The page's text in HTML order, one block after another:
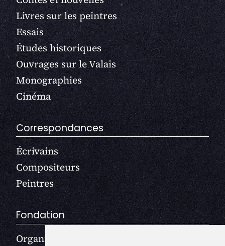
Livres sur les peintres
Essais
Études historiques
Ouvrages sur le Valais
Monographies
Cinéma
Correspondances
Écrivains
Compositeurs
Peintres
Fondation
Organisation